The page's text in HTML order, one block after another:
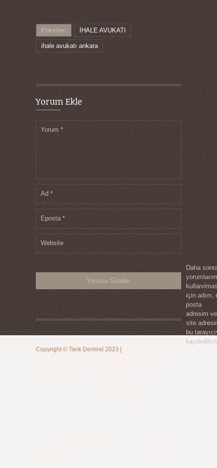
Etiketler: İHALE AVUKATI
ihale avukatı ankara
Yorum Ekle
Yorum *
Ad *
Eposta *
Website
Daha
için adım,
posta
adresim ve
site
bu
Copyright © Tarık Demirel 2023